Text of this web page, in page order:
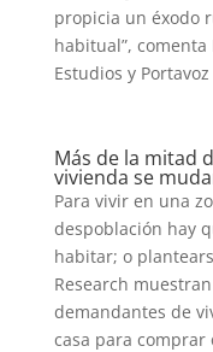
propicia un éxodo
habitual”,
Estudios y
Más de la mitad
vivienda se
Para vivir en una
despoblación hay
habitar; o
Research
demandantes de
casa para